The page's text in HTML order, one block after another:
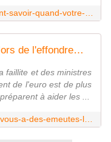
Préparez-vous à des émeutes lors de l'effondrement de l'euro: les diplomates ont reçu l'instruction de se préparer au pire ! - MOINS de BIENS PLUS de LIENS
faillite et des ministres
de l'euro est de plus
à aider les ...